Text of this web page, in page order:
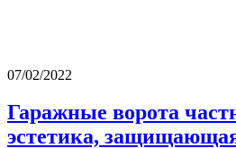
07/02/2022
Гаражные ворота
эстетика,